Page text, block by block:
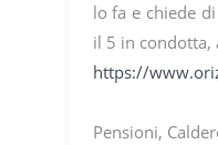
lo fa e chiede
il 5 in condotta,
https://
Pensioni,